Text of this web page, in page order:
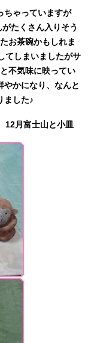
ゃっていますが
たくさん入りそう
お茶碗かもしれま
てしまいましたがサ
不気味に映ってい
やかになり、なんと
ました♪
山と小皿